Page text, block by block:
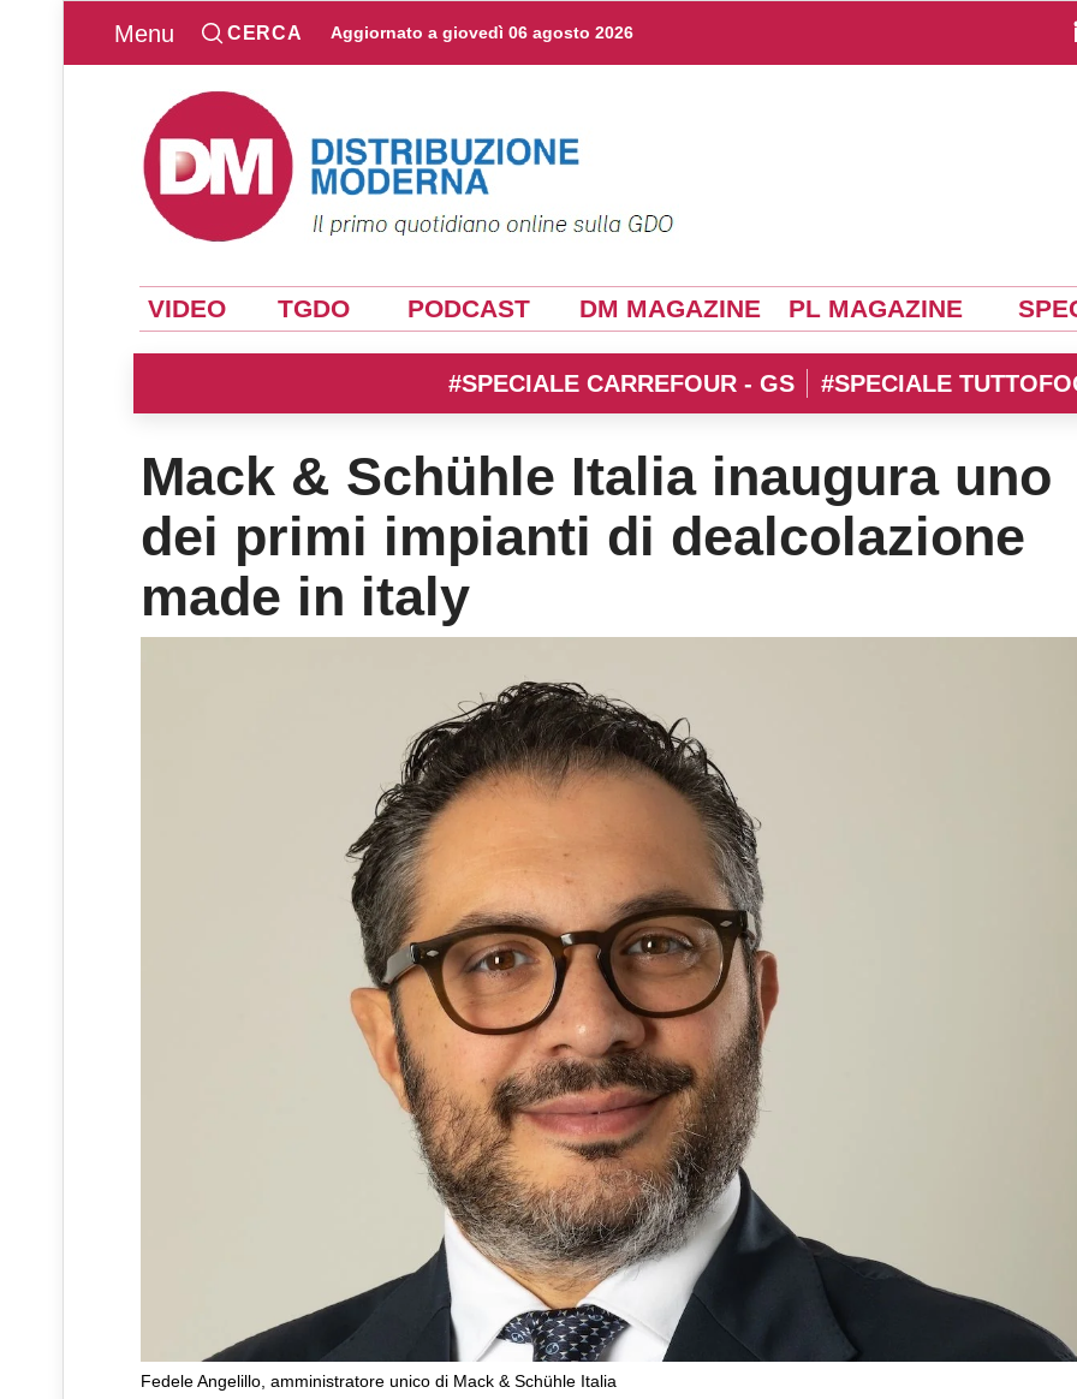
Menu CERCA Aggiornato a giovedì 06 agosto 2026
VIDEO TGDO PODCAST DM MAGAZINE PL MAGAZINE
#SPECIALE CARREFOUR - GS #SPECIALE
Mack & Schühle Italia inaugura uno
dei primi impianti di dealcolazione
made in italy
Fedele Angelillo, amministratore unico di Mack & Schühle Italia